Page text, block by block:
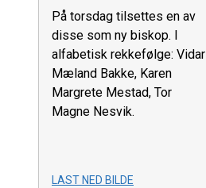
På torsdag tilsettes en av
disse som ny biskop. I
alfabetisk rekkefølge: Vidar
Mæland Bakke, Karen
Margrete Mestad, Tor
Magne Nesvik.
LAST NED BILDE